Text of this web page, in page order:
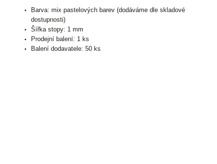
Barva: mix pastelových barev (dodáváme dle skladové
dostupnosti)
Šířka stopy: 1 mm
Prodejní balení: 1 ks
Balení dodavatele: 50 ks